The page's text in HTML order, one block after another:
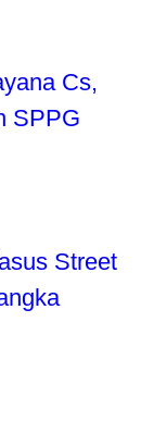
Cs,
SPPG
Street